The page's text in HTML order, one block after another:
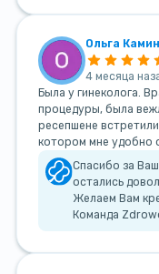
Ольга
4 месяца
Была у гинеколога.
процедуры, была
ресепшене
котором мне удобно
Спасибо за
остались
Желаем Вам
Команда